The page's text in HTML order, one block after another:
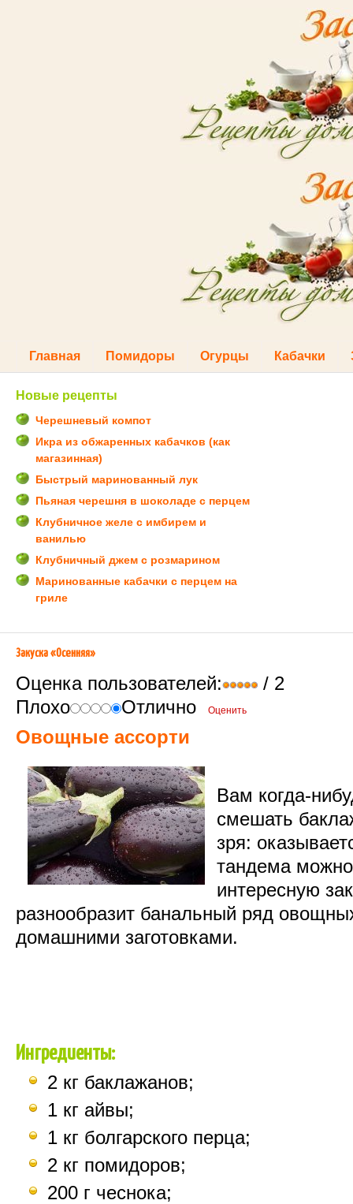
Главная Помидоры Огурцы Кабачки
Новые рецепты
Черешневый компот
Икра из обжаренных кабачков (как
магазинная)
Быстрый маринованный лук
Пьяная черешня в шоколаде с перцем
Клубничное желе с имбирем и
ванилью
Клубничный джем с розмарином
Маринованные кабачки с перцем на
гриле
Закуска «Осенняя»
Оценка пользователей:
/ 2
Плохо
Отлично
Овощные ассорти
Вам когда-
смешать
зря:
тандема можно
интересную
разнообразит банальный ряд
домашними заготовками.
Ингредиенты:
2 кг баклажанов;
1 кг айвы;
1 кг болгарского перца;
2 кг помидоров;
200 г чеснока;